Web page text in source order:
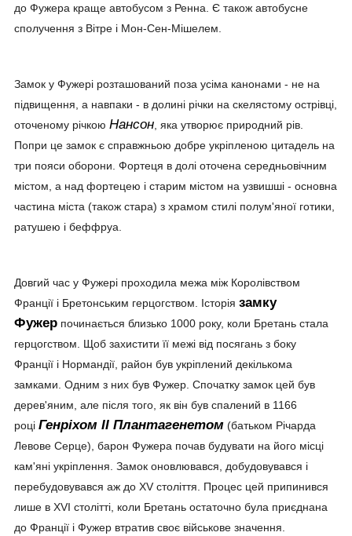
до Фужера краще автобусом з Ренна. Є також автобусне
сполучення з Вітре і Мон-Сен-Мішелем.
Замок у Фужері розташований поза усіма канонами - не на
підвищення, а навпаки - в долині річки на скелястому острівці,
оточеному річкою Нансон , яка утворює природний рів.
Попри це замок є справжньою добре укріпленою цитадель на
три пояси оборони. Фортеця в долі оточена середньовічним
містом, а над фортецею і старим містом на узвишші - основна
частина міста (також стара) з храмом стилі полум'яної готики,
ратушею і беффруа.
Довгий час у Фужері проходила межа між Королівством
Франції і Бретонським герцогством. Історія замку
Фужер починається близько 1000 року, коли Бретань стала
герцогством. Щоб захистити її межі від посягань з боку
Франції і Нормандії, район був укріплений декількома
замками. Одним з них був Фужер. Спочатку замок цей був
дерев'яним, але після того, як він був спалений в 1166
році Генріхом II Плантагенетом (батьком Річарда
Левове Серце), барон Фужера почав будувати на його місці
кам'яні укріплення. Замок оновлювався, добудовувався і
перебудовувався аж до XV століття. Процес цей припинився
лише в XVI столітті, коли Бретань остаточно була приєднана
до Франції і Фужер втратив своє військове значення.